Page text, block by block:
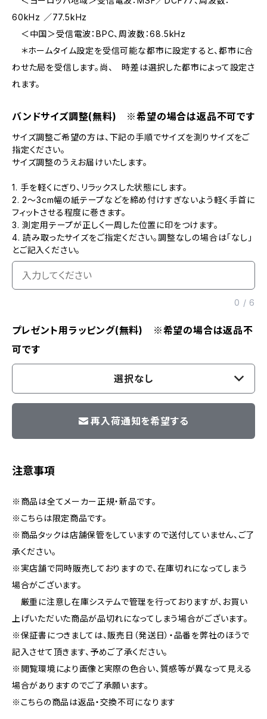
60kHz ／77.5kHz
＜中国＞受信電波：BPC、周波数：68.5kHz
＊ホームタイム設定を受信可能な都市に設定すると、都市に合
わせた局を受信します。尚、 時差は選択した都市によって設定さ
れます。
バンドサイズ調整(無料) ※希望の場合は返品不可です
サイズ調整ご希望の方は、下記の手順でサイズを測りサイズをご
指定ください。
サイズ調整のうえお届けいたします。
1. 手を軽くにぎり、リラックスした状態にします。
2. 2～3cm幅の紙テープなどを締め付けすぎないよう軽く手首に
フィットさせる程度に巻きます。
3. 測定用テープが正しく一周した位置に印をつけます。
4. 読み取ったサイズをご指定ください。調整なしの場合は「なし」
とご記入ください。
0 / 6
プレゼント用ラッピング(無料) ※希望の場合は返品不
可です
選択なし
再入荷通知を希望する
注意事項
※商品は全てメーカー正規・新品です。
※こちらは限定商品です。
※商品タックは店舗保管をしていますので送付していません、ご了
承ください。
※実店舗で同時販売しておりますので、在庫切れになってしまう
場合がございます。
厳重に注意し在庫システムで管理を行っておりますが、お買い
上げいただいた商品が品切れになってしまう場合がございます。
※保証書につきましては、販売日（発送日）・品番を弊社のほうで
記入させて頂きます、予めご了承ください。
※閲覧環境により画像と実際の色合い、質感等が異なって見える
場合がありますのでご了承願います。
※こちらの商品は返品・交換不可になります